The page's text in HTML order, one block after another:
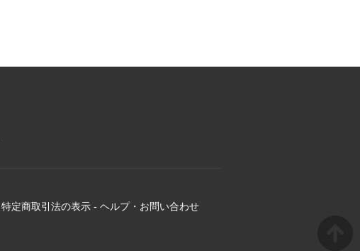
特定商取引法の表示 - ヘルプ・お問い合わせ